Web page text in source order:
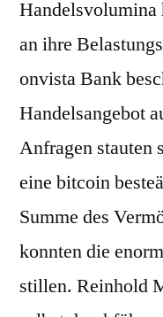
Handelsvolumina
an ihre
onvista Bank
Handelsangebot
Anfragen stauten
eine bitcoin
Summe des
konnten die
stillen. Reinhold